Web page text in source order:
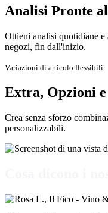
Analisi Pronte
Ottieni analisi quotidiane
negozi, fin dall'inizio.
Variazioni di articolo flessibili
Extra, Opzioni
Crea senza sforzo
personalizzabili.